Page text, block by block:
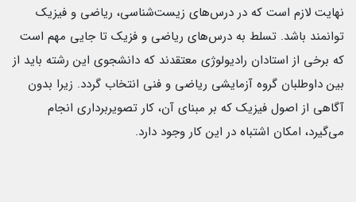
نهایت لازم است که در درس‌های زیست‌شناسی، ریاضی و فیزیک
توانمند باشد. تسلط به درس‌های ریاضی و فزیک تا جایی مهم است
که برخی از استادان رادیولوژی معتقدند که دانشجوی این رشته باید از
بین داوطلبان گروه آزمایشی ریاضی و فنی انتخاب گردد. زیرا بدون
آگاهی از اصول فیزیک که بر مبنای آن، کار تصویر‌برداری انجام
می‌گیرد، امکان اشتباه در این کار وجود دارد.